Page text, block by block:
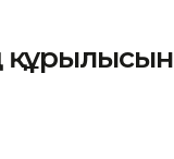
құрылысын